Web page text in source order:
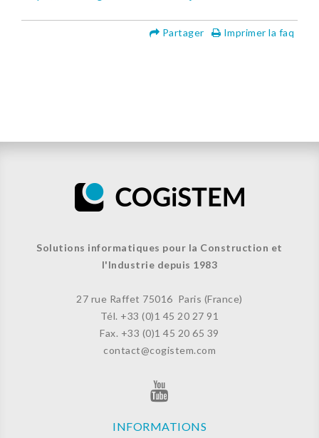
Imprimer la faq
Partager
Solutions informatiques pour la Construction et
l'Industrie depuis 1983
27 rue Raffet 75016 Paris (France)
Tél. +33 (0)1 45 20 27 91
Fax. +33 (0)1 45 20 65 39
contact@cogistem.com
INFORMATIONS